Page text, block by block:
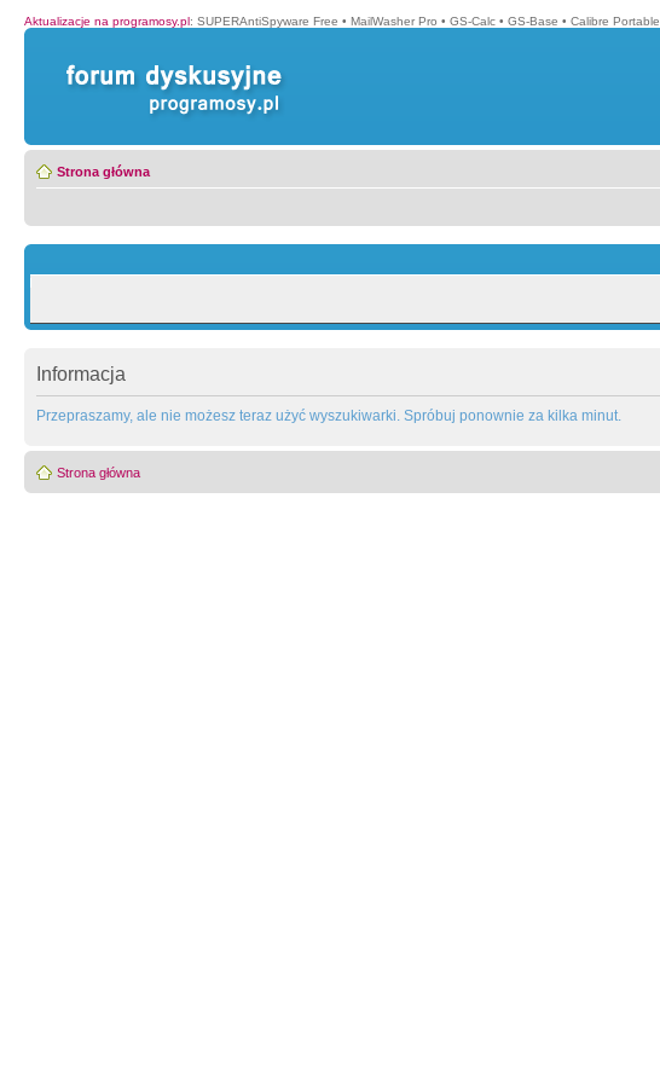
Aktualizacje na programosy.pl: SUPERAntiSpyware Free • MailWasher Pro • GS-Calc • GS-Base • Calibre Portable
Strona główna
Informacja
Przepraszamy, ale nie możesz teraz użyć wyszukiwarki. Spróbuj ponownie za kilka minut.
Strona główna